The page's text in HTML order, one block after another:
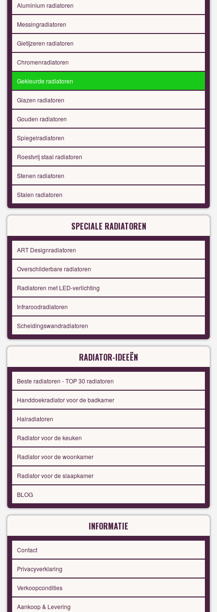
Aluminium radiatoren
Messingradiatoren
Gietijzeren radiatoren
Chromenradiatoren
Gekleurde radiatoren
Glazen radiatoren
Gouden radiatoren
Spiegelradiatoren
Roestvrij staal radiatoren
Stenen radiatoren
Stalen radiatoren
SPECIALE RADIATOREN
ART Designradiatoren
Overschilderbare radiatoren
Radiatoren met LED-verlichting
Infraroodradiatoren
Scheidingswandradiatoren
RADIATOR-IDEEËN
Beste radiatoren - TOP 30 radiatoren
Handdoekradiator voor de badkamer
Halradiatoren
Radiator voor de keuken
Radiator voor de woonkamer
Radiator voor de slaapkamer
BLOG
INFORMATIE
Contact
Privacyverklaring
Verkoopcondities
Aankoop & Levering